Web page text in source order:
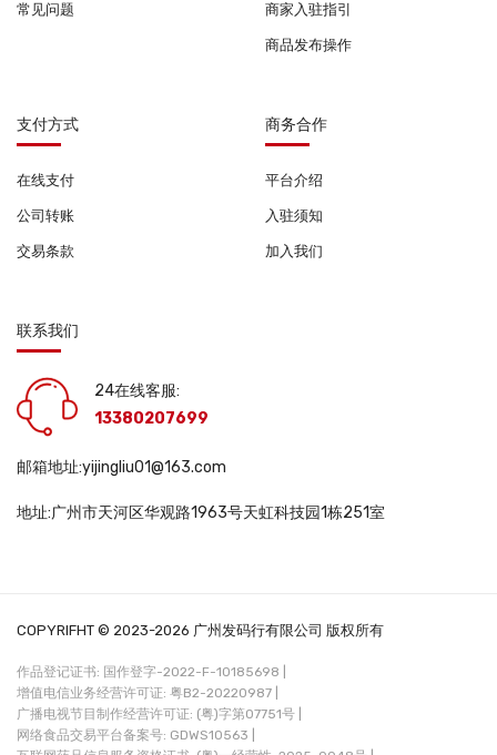
常见问题 商家入驻指引
商品发布操作
支付方式
在线支付
公司转账
交易条款
商务合作
平台介绍
入驻须知
加入我们
联系我们
24在线客服:
13380207699
邮箱地址:yijingliu01@163.com
地址:广州市天河区华观路1963号天虹科技园1栋251室
COPYRIFHT © 2023-2026 广州发码行有限公司 版权所有
作品登记证书: 国作登字-2022-F-10185698 |
增值电信业务经营许可证: 粤B2-20220987 |
广播电视节目制作经营许可证: (粤)字第07751号 |
网络食品交易平台备案号: GDWS10563 |